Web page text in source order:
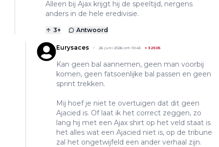
Alleen bij Ajax krijgt hij de speeltijd, nergens
anders in de hele eredivisie.
3+ Antwoord
Eurysaces 26 juni 2026 om 10:45 + 32505
Kan geen bal aannemen, geen man voorbij
komen, geen fatsoenlijke bal passen en geen
sprint trekken.
Mij hoef je niet te overtuigen dat dit geen
Ajacied is. Of laat ik het correct zeggen, zo
lang hij met een Ajax shirt op het veld staat is
het alles wat een Ajacied niet is, op de tribune
zal het ongetwijfeld een ander verhaal zijn.